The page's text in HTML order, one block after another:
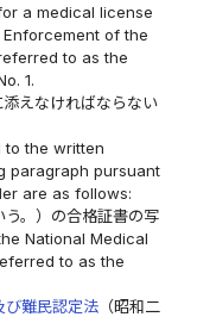
a medical license
of the
to as the
1.
えなければならない
to the written
paragraph pursuant
are as follows:
。）の合格証書の写
National Medical
to as the
び難民認定法（昭和二